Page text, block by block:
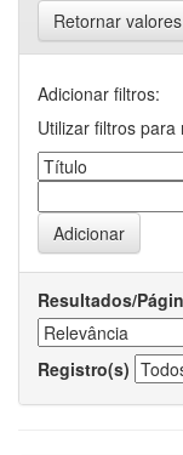
Retornar valores
Adicionar filtros:
Utilizar filtros
Resultados/
Registro(s)